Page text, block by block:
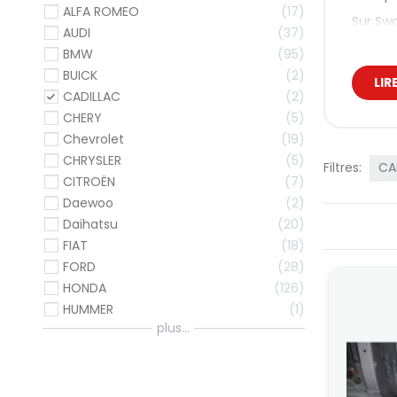
Sur
Cette
Vous
votre
Les
Chez
A3/S3
Filtres:
ALFA ROMEO
17
AUDI
37
BMW
95
BUICK
2
CADILLAC
2
CHERY
5
Chevrolet
19
CHRYSLER
5
CITROËN
7
Daewoo
2
Daihatsu
20
FIAT
18
FORD
28
HONDA
126
HUMMER
1
plus...